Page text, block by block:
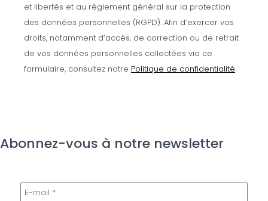
et libertés et au règlement général sur la protection
des données personnelles (RGPD). Afin d’exercer vos
droits, notamment d’accès, de correction ou de retrait
de vos données personnelles collectées via ce
formulaire, consultez notre Politique de confidentialité.
Abonnez-vous à notre newsletter